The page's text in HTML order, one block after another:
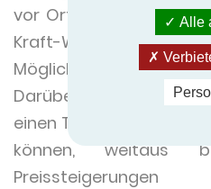
vor Ort durch Sonnen-
Kraft-Wärme-
Möglichkeiten für
Darüber hinaus sind
einen Teil ihres
können, weitaus
Alle